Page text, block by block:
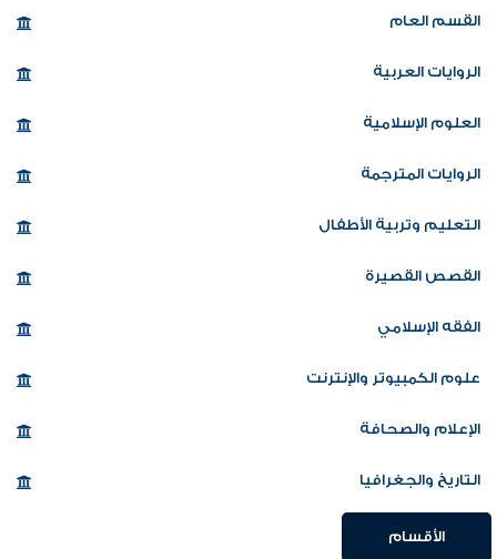
القسم العام
الروايات العربية
العلوم الإسلامية
الروايات المترجمة
التعليم وتربية الأطفال
القصص القصيرة
الفقه الإسلامي
علوم الكمبيوتر والإنترنت
الإعلام والصحافة
التاريخ والجغرافيا
الأقسام